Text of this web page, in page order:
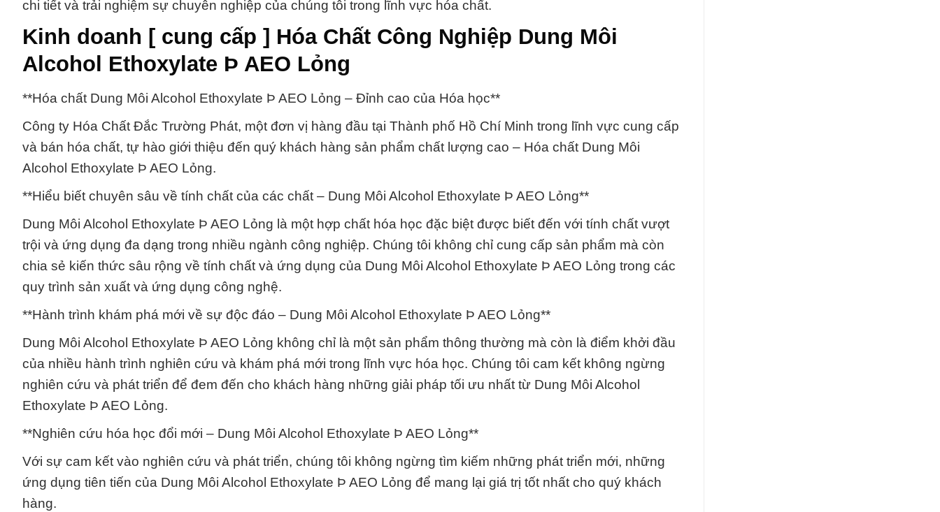
chi tiết và trải nghiệm sự chuyên nghiệp của chúng tôi trong lĩnh vực hóa chất.
Kinh doanh [ cung cấp ] Hóa Chất Công Nghiệp Dung Môi
Alcohol Ethoxylate Þ AEO Lỏng
**Hóa chất Dung Môi Alcohol Ethoxylate Þ AEO Lỏng – Đỉnh cao của Hóa học**
Công ty Hóa Chất Đắc Trường Phát, một đơn vị hàng đầu tại Thành phố Hồ Chí Minh trong lĩnh vực cung cấp
và bán hóa chất, tự hào giới thiệu đến quý khách hàng sản phẩm chất lượng cao – Hóa chất Dung Môi
Alcohol Ethoxylate Þ AEO Lỏng.
**Hiểu biết chuyên sâu về tính chất của các chất – Dung Môi Alcohol Ethoxylate Þ AEO Lỏng**
Dung Môi Alcohol Ethoxylate Þ AEO Lỏng là một hợp chất hóa học đặc biệt được biết đến với tính chất vượt
trội và ứng dụng đa dạng trong nhiều ngành công nghiệp. Chúng tôi không chỉ cung cấp sản phẩm mà còn
chia sẻ kiến thức sâu rộng về tính chất và ứng dụng của Dung Môi Alcohol Ethoxylate Þ AEO Lỏng trong các
quy trình sản xuất và ứng dụng công nghệ.
**Hành trình khám phá mới về sự độc đáo – Dung Môi Alcohol Ethoxylate Þ AEO Lỏng**
Dung Môi Alcohol Ethoxylate Þ AEO Lỏng không chỉ là một sản phẩm thông thường mà còn là điểm khởi đầu
của nhiều hành trình nghiên cứu và khám phá mới trong lĩnh vực hóa học. Chúng tôi cam kết không ngừng
nghiên cứu và phát triển để đem đến cho khách hàng những giải pháp tối ưu nhất từ Dung Môi Alcohol
Ethoxylate Þ AEO Lỏng.
**Nghiên cứu hóa học đổi mới – Dung Môi Alcohol Ethoxylate Þ AEO Lỏng**
Với sự cam kết vào nghiên cứu và phát triển, chúng tôi không ngừng tìm kiếm những phát triển mới, những
ứng dụng tiên tiến của Dung Môi Alcohol Ethoxylate Þ AEO Lỏng để mang lại giá trị tốt nhất cho quý khách
hàng.